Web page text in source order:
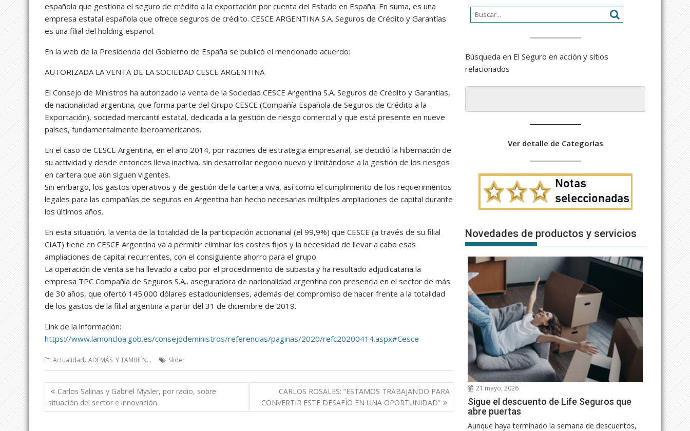
española que gestiona el seguro de crédito a la exportación por cuenta del Estado en España. En suma, es una
empresa estatal española que ofrece seguros de crédito. CESCE ARGENTINA S.A. Seguros de Crédito y Garantías
es una filial del holding español.
En la web de la Presidencia del Gobierno de España se publicó el mencionado acuerdo:
AUTORIZADA LA VENTA DE LA SOCIEDAD CESCE ARGENTINA
El Consejo de Ministros ha autorizado la venta de la Sociedad CESCE Argentina S.A. Seguros de Crédito y Garantías,
de nacionalidad argentina, que forma parte del Grupo CESCE (Compañía Española de Seguros de Crédito a la
Exportación), sociedad mercantil estatal, dedicada a la gestión de riesgo comercial y que está presente en nueve
países, fundamentalmente iberoamericanos.
En el caso de CESCE Argentina, en el año 2014, por razones de estrategia empresarial, se decidió la hibernación de
su actividad y desde entonces lleva inactiva, sin desarrollar negocio nuevo y limitándose a la gestión de los riesgos
en cartera que aún siguen vigentes.
Sin embargo, los gastos operativos y de gestión de la cartera viva, así como el cumplimiento de los requerimientos
legales para las compañías de seguros en Argentina han hecho necesarias múltiples ampliaciones de capital durante
los últimos años.
En esta situación, la venta de la totalidad de la participación accionarial (el 99,9%) que CESCE (a través de su filial
CIAT) tiene en CESCE Argentina va a permitir eliminar los costes fijos y la necesidad de llevar a cabo esas
ampliaciones de capital recurrentes, con el consiguiente ahorro para el grupo.
La operación de venta se ha llevado a cabo por el procedimiento de subasta y ha resultado adjudicataria la
empresa TPC Compañía de Seguros S.A., aseguradora de nacionalidad argentina con presencia en el sector de más
de 30 años, que ofertó 145.000 dólares estadounidenses, además del compromiso de hacer frente a la totalidad
de los gastos de la filial argentina a partir del 31 de diciembre de 2019.
Link de la información:
https://www.lamoncloa.gob.es/consejodeministros/referencias/paginas/2020/refc20200414.aspx#Cesce
Actualidad, ADEMÁS. Y TAMBIÉN... Slider
Navegación
de
entradas
Carlos Salinas y Gabriel Mysler, por radio, sobre
situación del sector e innovación
CARLOS ROSALES: “ESTAMOS TRABAJANDO PARA
CONVERTIR ESTE DESAFÍO EN UNA OPORTUNIDAD”
Búsqueda en El Seguro en acción y sitios
relacionados
Ver detalle de Categorías
Novedades de productos y servicios
21 mayo, 2026
Sigue el descuento de Life Seguros que
abre puertas
Aunque haya terminado la semana de descuentos,